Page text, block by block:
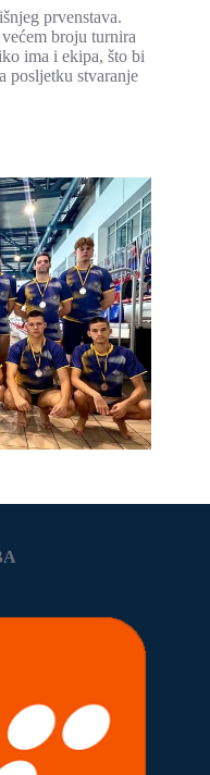
prvenstava.
broju turnira
ima i ekipa, što bi
posljetku stvaranje